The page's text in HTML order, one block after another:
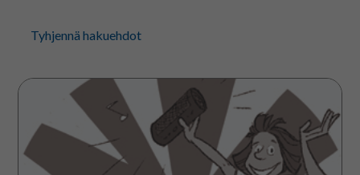
Tyhjennä hakuehdot
Lauran